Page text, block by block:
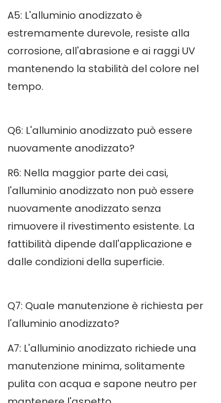
A5: L'alluminio anodizzato è
estremamente durevole, resiste alla
corrosione, all'abrasione e ai raggi UV
mantenendo la stabilità del colore nel
tempo.
Q6: L'alluminio anodizzato può essere
nuovamente anodizzato?
R6: Nella maggior parte dei casi,
l'alluminio anodizzato non può essere
nuovamente anodizzato senza
rimuovere il rivestimento esistente. La
fattibilità dipende dall'applicazione e
dalle condizioni della superficie.
Q7: Quale manutenzione è richiesta per
l'alluminio anodizzato?
A7: L'alluminio anodizzato richiede una
manutenzione minima, solitamente
pulita con acqua e sapone neutro per